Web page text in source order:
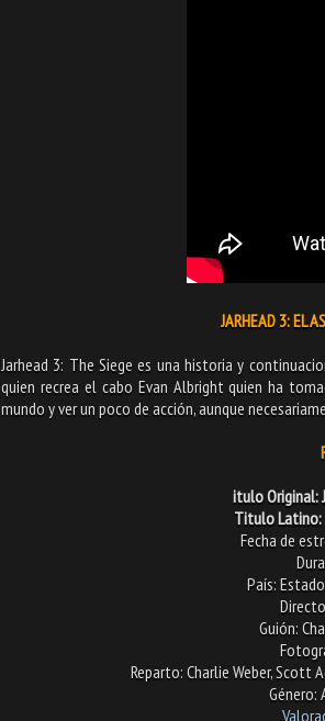
JARHEAD 3: EL
Jarhead 3: The Siege es una historia y
quien recrea el cabo Evan Albright quien ha
mundo y ver un poco de acción, aunque
itulo Original:
Titulo Latino:
Fecha de
País:
Guión:
Reparto: Charlie Weber, Scott
Género: